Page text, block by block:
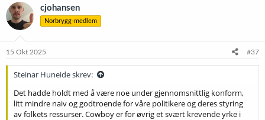
cjohansen
Norbrygg-medlem
15 Okt 2025 #37
Steinar Huneide skrev:
Det hadde holdt med å være noe under gjennomsnittlig konform,
litt mindre naiv og godtroende for våre politikere og deres styring
av folkets ressurser. Cowboy er for øvrig et svært krevende yrke i